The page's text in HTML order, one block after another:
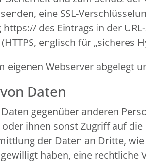
eine SSL-
des Eintrags in der
englisch für „sicheres
eigenen Webserver abgelegt
Daten
gegenüber anderen
ihnen sonst Zugriff auf
der Daten an Dritte,
haben, eine